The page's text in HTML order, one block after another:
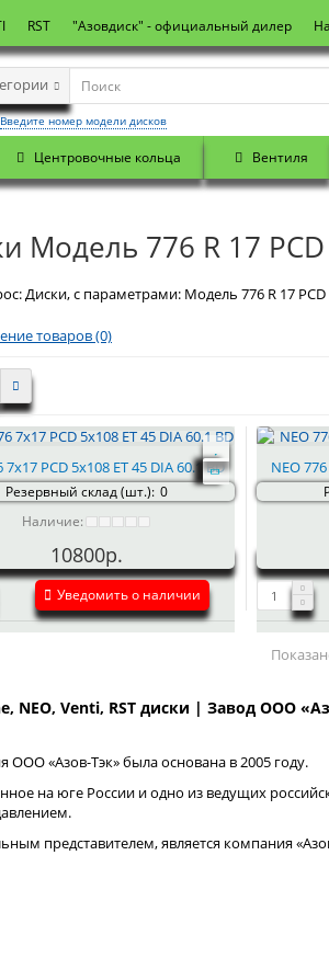
RST "Азовдиск" - официальный дилер
Введите номер модели дисков
Центровочные кольца Вентиля
Модель 776 R 17
Диски, с параметрами: Модель 776 R 17
товаров (0)
7x17 PCD 5x108 ET 45 DIA 60.1 BD
Резервный склад (шт.): 0
Наличие:
10800р.
Уведомить о наличии
NEO
NEO, Venti, RST диски | Завод ООО
ООО «Азов-Тэк» была основана в 2005 году.
на юге России и одно из ведущих
представителем, является компания